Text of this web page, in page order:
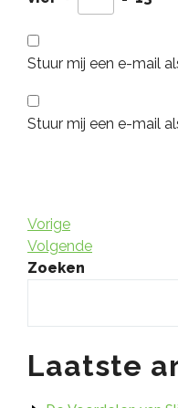
Stuur mij een e-mail
Stuur mij een e-mail
Bericht
navigatie
Vorig
bericht
Vorige
Volgend
bericht
Volgende
Zoeken
Laatste